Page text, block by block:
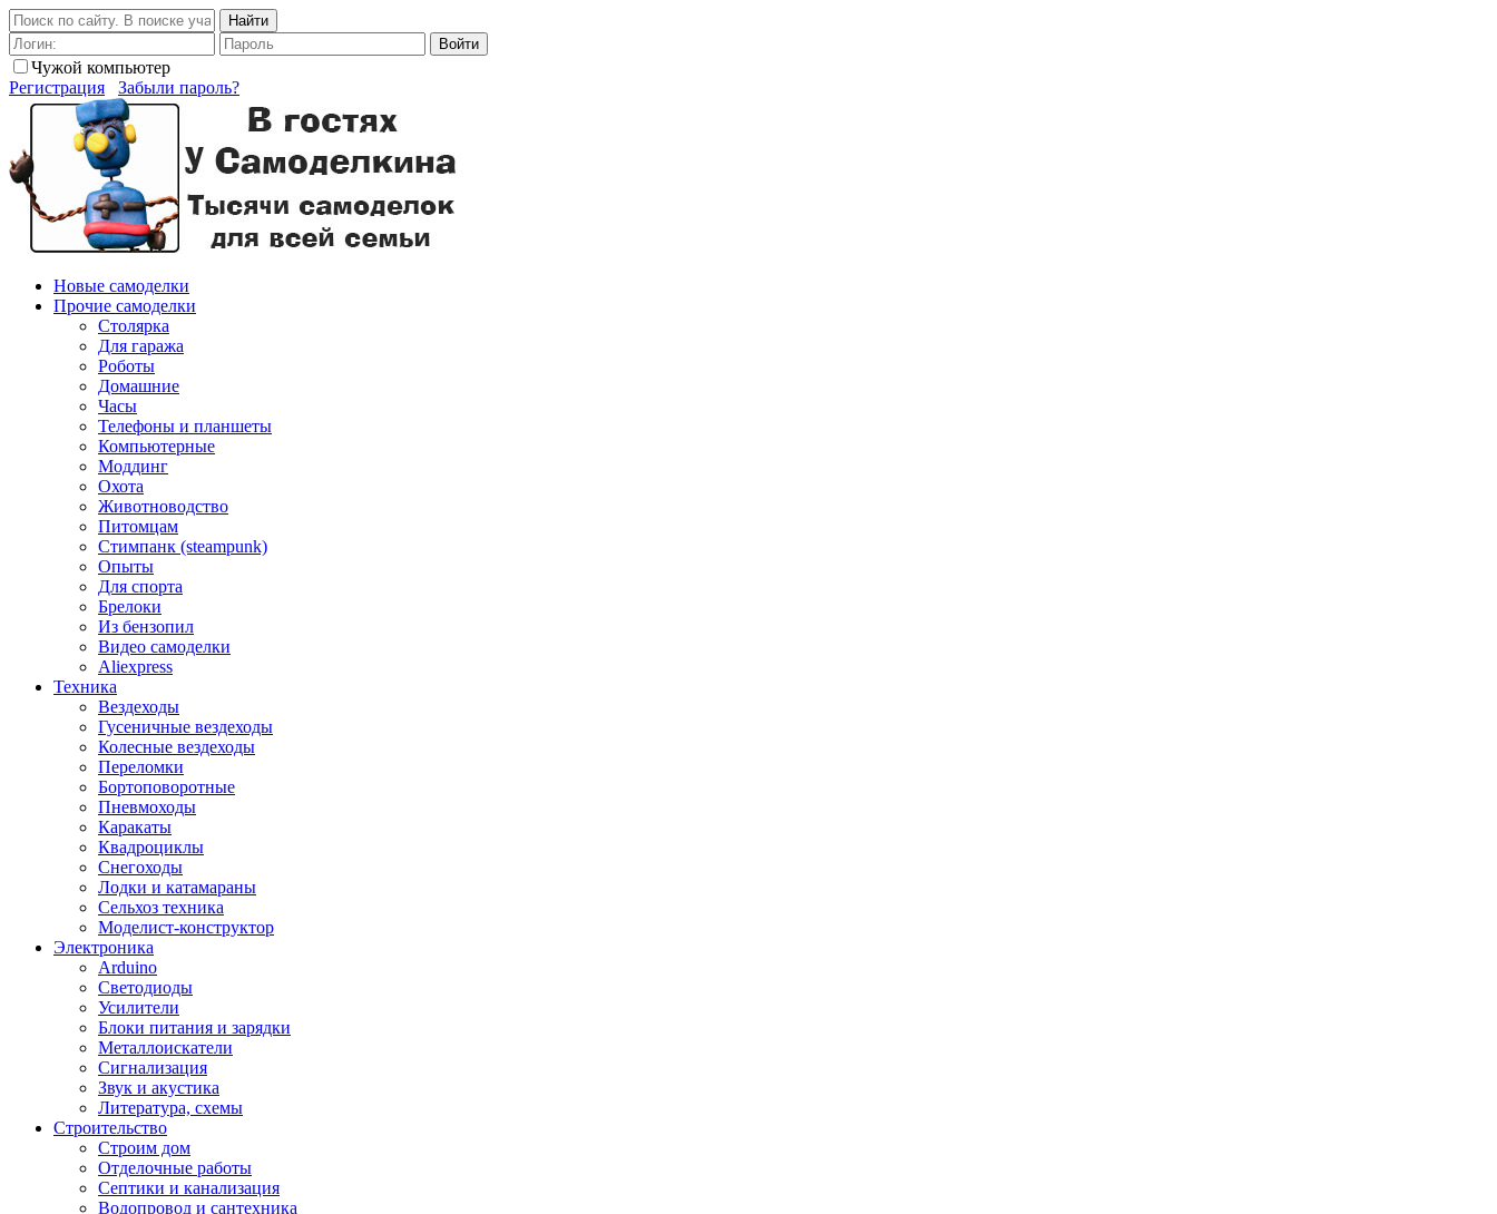
Найти
Войти
Чужой компьютер
Регистрация
Забыли пароль?
Новые самоделки
Прочие самоделки
Столярка
Для гаража
Роботы
Домашние
Часы
Телефоны и планшеты
Компьютерные
Моддинг
Охота
Животноводство
Питомцам
Стимпанк (steampunk)
Опыты
Для спорта
Брелоки
Из бензопил
Видео самоделки
Aliexpress
Техника
Вездеходы
Гусеничные вездеходы
Колесные вездеходы
Переломки
Бортоповоротные
Пневмоходы
Каракаты
Квадроциклы
Снегоходы
Лодки и катамараны
Сельхоз техника
Моделист-конструктор
Электроника
Arduino
Светодиоды
Усилители
Блоки питания и зарядки
Металлоискатели
Сигнализация
Звук и акустика
Литература, схемы
Строительство
Строим дом
Отделочные работы
Септики и канализация
Водопровод и сантехника